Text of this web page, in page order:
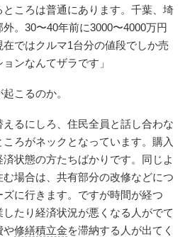
ころは普通にあります。千葉、埼
。30〜40年前に3000〜4000万円
ではクルマ1台分の値段でしか売
ンなんてザラです」
こるのか。
えるにしろ、住民全員と話し合わな
ろがネックとなっています。購入
状態の方たちばかりです。同じよ
場合は、共有部分の改修などにつ
に行きます。ですが時間が経つ
たり経済状況が悪くなる人がでて
や修繕積立金を滞納する人が出てく